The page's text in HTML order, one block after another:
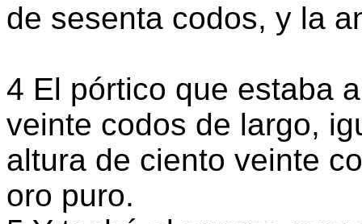
de sesenta codos, y la
4 El pórtico que estaba
veinte codos de largo,
altura de ciento veinte
oro puro.